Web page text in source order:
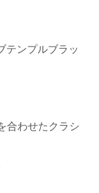
テンプルブラッ
合わせたクラシ